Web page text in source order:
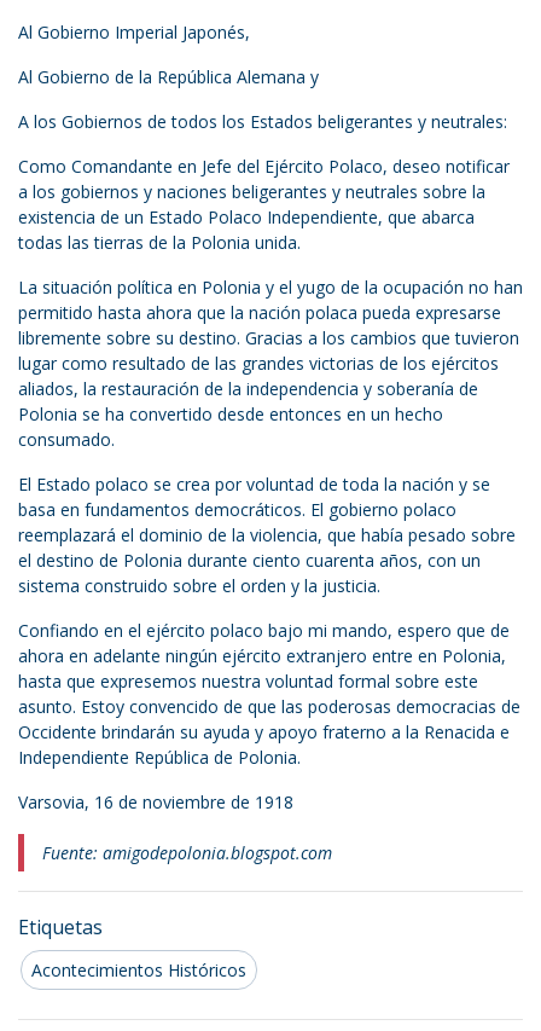
Al Gobierno Imperial Japonés,
Al Gobierno de la República Alemana y
A los Gobiernos de todos los Estados beligerantes y neutrales:
Como Comandante en Jefe del Ejército Polaco, deseo notificar
a los gobiernos y naciones beligerantes y neutrales sobre la
existencia de un Estado Polaco Independiente, que abarca
todas las tierras de la Polonia unida.
La situación política en Polonia y el yugo de la ocupación no han
permitido hasta ahora que la nación polaca pueda expresarse
libremente sobre su destino. Gracias a los cambios que tuvieron
lugar como resultado de las grandes victorias de los ejércitos
aliados, la restauración de la independencia y soberanía de
Polonia se ha convertido desde entonces en un hecho
consumado.
El Estado polaco se crea por voluntad de toda la nación y se
basa en fundamentos democráticos. El gobierno polaco
reemplazará el dominio de la violencia, que había pesado sobre
el destino de Polonia durante ciento cuarenta años, con un
sistema construido sobre el orden y la justicia.
Confiando en el ejército polaco bajo mi mando, espero que de
ahora en adelante ningún ejército extranjero entre en Polonia,
hasta que expresemos nuestra voluntad formal sobre este
asunto. Estoy convencido de que las poderosas democracias de
Occidente brindarán su ayuda y apoyo fraterno a la Renacida e
Independiente República de Polonia.
Varsovia, 16 de noviembre de 1918
Fuente: amigodepolonia.blogspot.com
Etiquetas
Acontecimientos Históricos